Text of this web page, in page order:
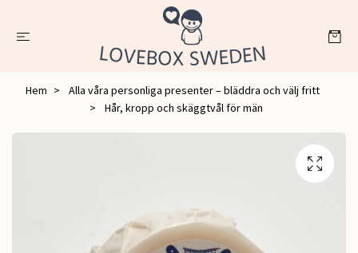
Hem
Alla våra personliga presenter – bläddra och välj fritt
Hår, kropp och skäggtvål för män